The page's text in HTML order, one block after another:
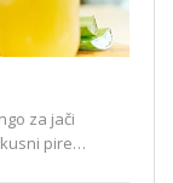
za jači
pire…